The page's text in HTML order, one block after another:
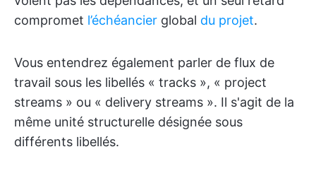
compromet l’échéancier global du projet.
Vous entendrez également parler de flux de
travail sous les libellés « tracks », « project
streams » ou « delivery streams ». Il s'agit de la
même unité structurelle désignée sous
différents libellés.